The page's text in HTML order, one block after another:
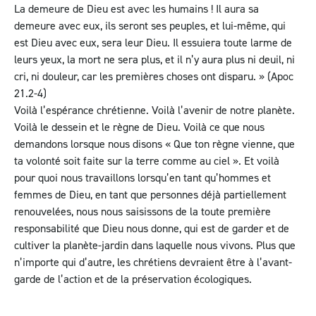
La demeure de Dieu est avec les humains ! Il aura sa
demeure avec eux, ils seront ses peuples, et lui-même, qui
est Dieu avec eux, sera leur Dieu. Il essuiera toute larme de
leurs yeux, la mort ne sera plus, et il n’y aura plus ni deuil, ni
cri, ni douleur, car les premières choses ont disparu. » (Apoc
21.2-4)
Voilà l’espérance chrétienne. Voilà l’avenir de notre planète.
Voilà le dessein et le règne de Dieu. Voilà ce que nous
demandons lorsque nous disons « Que ton règne vienne, que
ta volonté soit faite sur la terre comme au ciel ». Et voilà
pour quoi nous travaillons lorsqu’en tant qu’hommes et
femmes de Dieu, en tant que personnes déjà partiellement
renouvelées, nous nous saisissons de la toute première
responsabilité que Dieu nous donne, qui est de garder et de
cultiver la planète-jardin dans laquelle nous vivons. Plus que
n’importe qui d’autre, les chrétiens devraient être à l’avant-
garde de l’action et de la préservation écologiques.